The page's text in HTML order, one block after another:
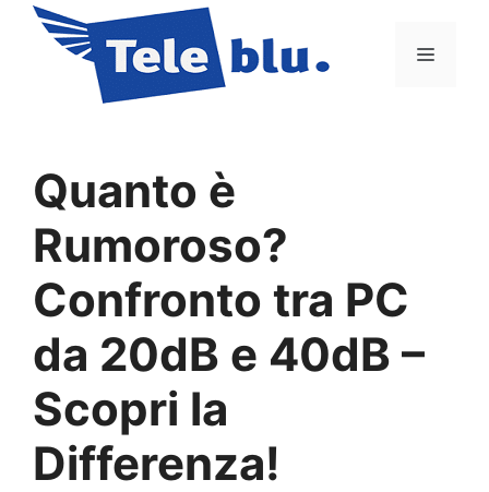
contenuto
Menu
Quanto è
Rumoroso?
Confronto tra PC
da 20dB e 40dB –
Scopri la
Differenza!